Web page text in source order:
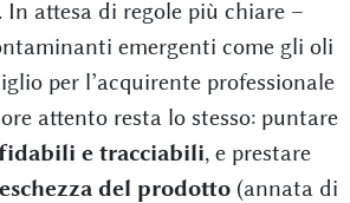
attesa di regole più chiare –
emergenti come gli oli
per l’acquirente professionale
attento resta lo stesso: puntare
e tracciabili, e prestare
del prodotto(annata di